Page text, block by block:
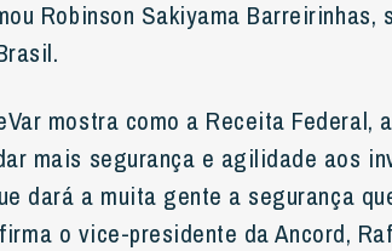
Robinson Sakiyama
mostra como a Receita Federal,
mais segurança e agilidade aos
dará a muita gente a segurança
o vice-presidente da Ancord,